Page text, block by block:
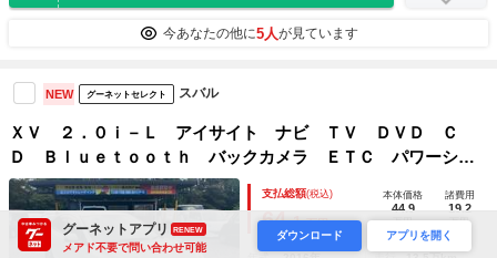
今あなたの他に5人が見ています
NEW グーネットセレクト スバル
ＸＶ ２．０ｉ－Ｌ アイサイト ナビ ＴＶ ＤＶＤ Ｃ
Ｄ Ｂｌｕｅｔｏｏｔｈ バックカメラ ＥＴＣ パワーシー
ト
支払総額(税込)
64.1万円
本体価格
44.9
万円
諸費用
19.2
万円
グーネットアプリ RENEW
メアド不要で問い合わせ可能
ダウンロード アプリを開く